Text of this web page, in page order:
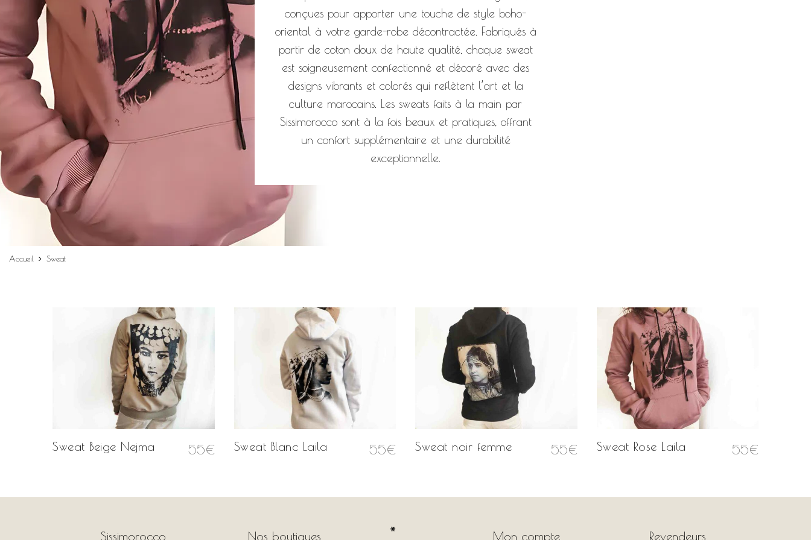
conçues pour apporter une touche de style boho-
oriental à votre garde-robe décontractée. Fabriqués à
partir de coton doux de haute qualité, chaque sweat
est soigneusement confectionné et décoré avec des
designs vibrants et colorés qui reflètent l’art et la
culture marocains. Les sweats faits à la main par
Sissimorocco sont à la fois beaux et pratiques, offrant
un confort supplémentaire et une durabilité
exceptionnelle.
Accueil Sweat
Sweat Beige Nejma 55€ Sweat Blanc Laila 55€ Sweat noir femme 55€ Sweat Rose Laila 55€
Sissimorocco Nos boutiques Mon compte Revendeurs